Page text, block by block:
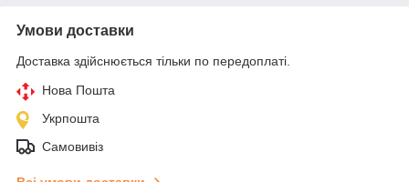
Умови доставки
Доставка здійснюється тільки по передоплаті.
Нова Пошта
Укрпошта
Самовивіз